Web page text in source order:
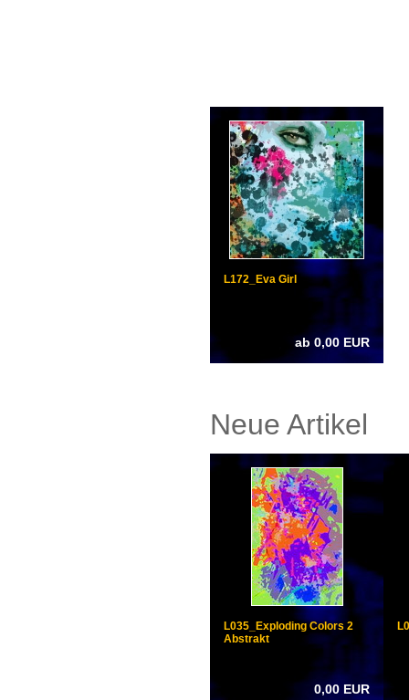
L172_Eva Girl
ab 0,00 EUR
Neue Artikel
L035_Exploding Colors 2
Abstrakt
0,00 EUR